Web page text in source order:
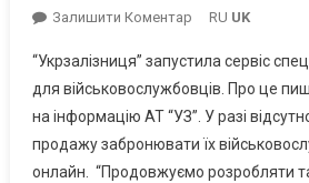
Залишити КоментарOn
Запускає
Сервіс
Замовлення
Квитків
Для
RU UK
“Укрзалізниця” запустила сервіс
для військовослужбовців. Про це
на інформацію АТ “УЗ”. У разі
продажу забронювати їх
онлайн. “Продовжуємо розробляти